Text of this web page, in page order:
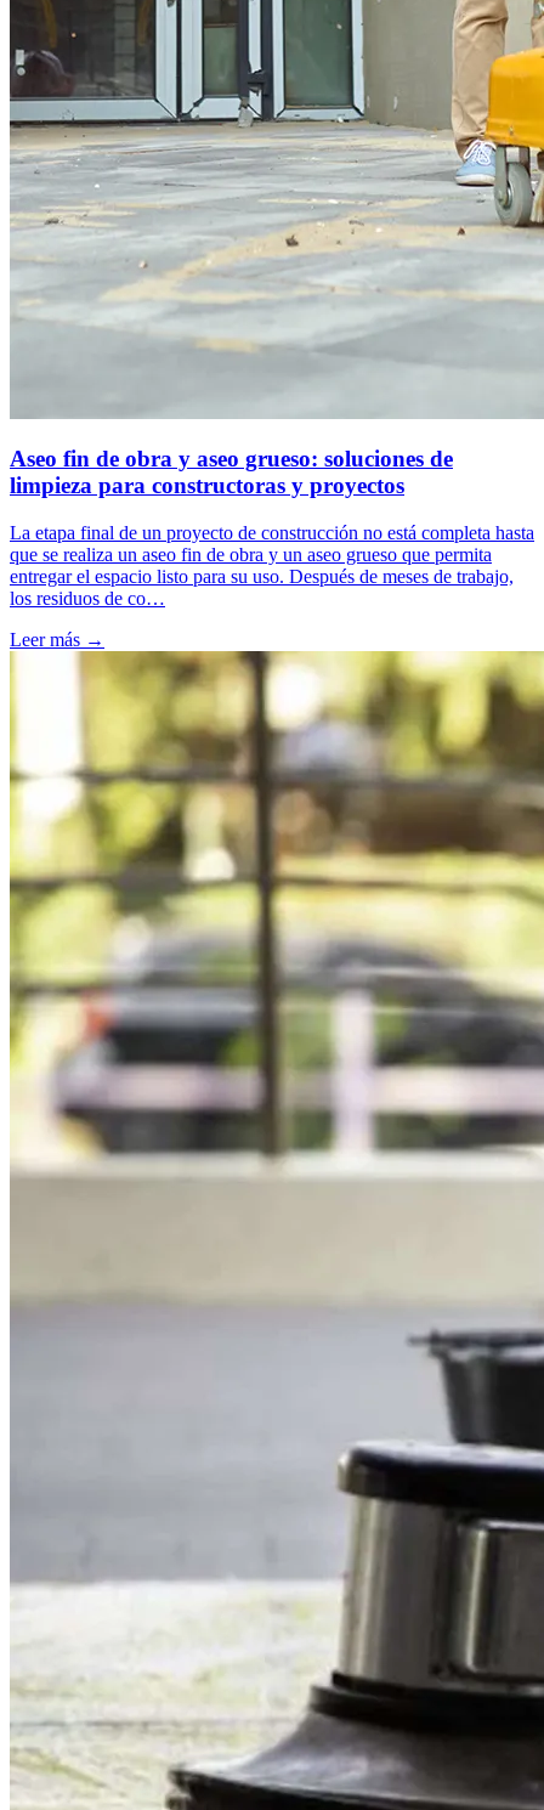
Aseo fin de obra y aseo grueso: soluciones de
limpieza para constructoras y proyectos
La etapa final de un proyecto de construcción no está completa hasta
que se realiza un aseo fin de obra y un aseo grueso que permita
entregar el espacio listo para su uso. Después de meses de trabajo,
los residuos de co…
Leer más →